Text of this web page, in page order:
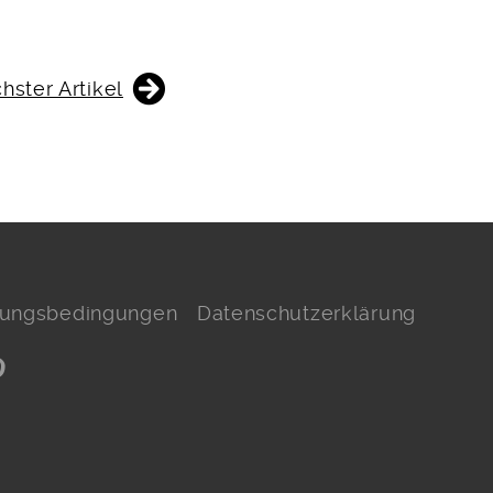
Artikel
Datenschutzerklärung